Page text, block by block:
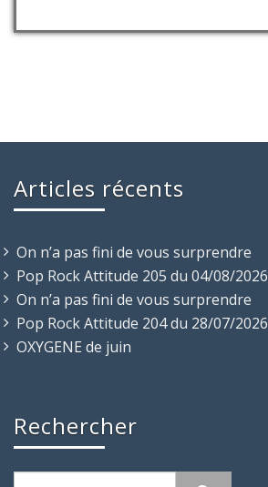
Articles récents
On n’a pas fini de vous surprendre
Pop Rock Attitude 205 du 04/08/2026
On n’a pas fini de vous surprendre
Pop Rock Attitude 204 du 28/07/2026
OXYGENE de juin
Rechercher